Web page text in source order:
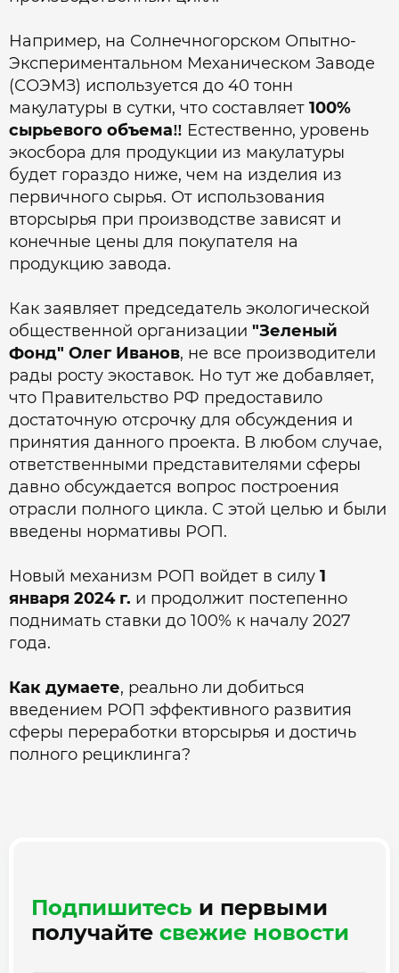
Например, на Солнечногорском Опытно-
Экспериментальном Механическом Заводе
(СОЭМЗ) используется до 40 тонн
макулатуры в сутки, что составляет 100%
сырьевого объема‼️ Естественно, уровень
экосбора для продукции из макулатуры
будет гораздо ниже, чем на изделия из
первичного сырья. От использования
вторсырья при производстве зависят и
конечные цены для покупателя на
продукцию завода.
Как заявляет председатель экологической
общественной организации "Зеленый
Фонд" Олег Иванов, не все производители
рады росту экоставок. Но тут же добавляет,
что Правительство РФ предоставило
достаточную отсрочку для обсуждения и
принятия данного проекта. В любом случае,
ответственными представителями сферы
давно обсуждается вопрос построения
отрасли полного цикла. С этой целью и были
введены нормативы РОП.
Новый механизм РОП войдет в силу 1
января 2024 г. и продолжит постепенно
поднимать ставки до 100% к началу 2027
года.
Как думаете, реально ли добиться
введением РОП эффективного развития
сферы переработки вторсырья и достичь
полного рециклинга?
Подпишитесь и первыми
получайте свежие новости